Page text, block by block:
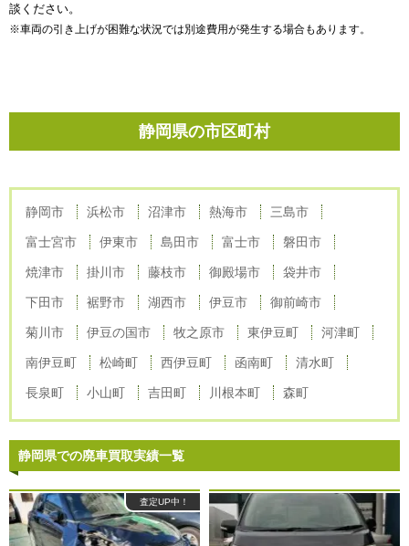
談ください。
※車両の引き上げが困難な状況では別途費用が発生する場合もあります。
静岡県の市区町村
静岡市 浜松市 沼津市 熱海市 三島市
富士宮市 伊東市 島田市 富士市 磐田市
焼津市 掛川市 藤枝市 御殿場市 袋井市
下田市 裾野市 湖西市 伊豆市 御前崎市
菊川市 伊豆の国市 牧之原市 東伊豆町 河津町
南伊豆町 松崎町 西伊豆町 函南町 清水町
長泉町 小山町 吉田町 川根本町 森町
静岡県での廃車買取実績一覧
査定UP中！